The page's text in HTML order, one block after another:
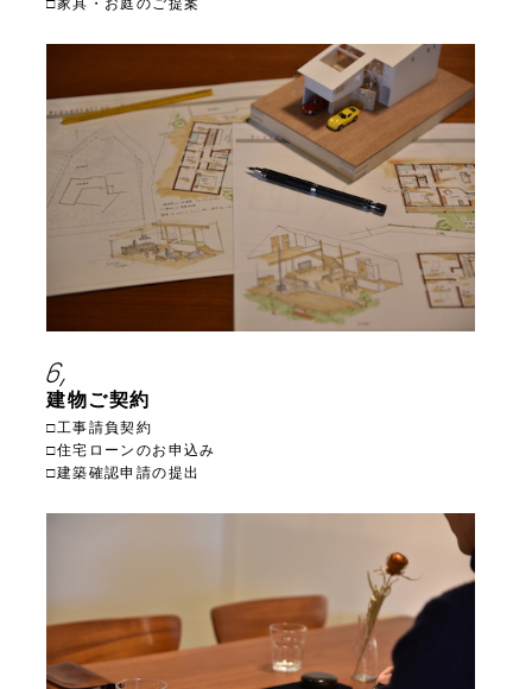
□家具・お庭のご提案
6,
建物ご契約
□工事請負契約
□住宅ローンのお申込み
□建築確認申請の提出